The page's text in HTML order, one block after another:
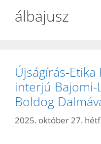
álbajusz
Újságírás-
interjú Bajomi-
Boldog
2025. október 27.